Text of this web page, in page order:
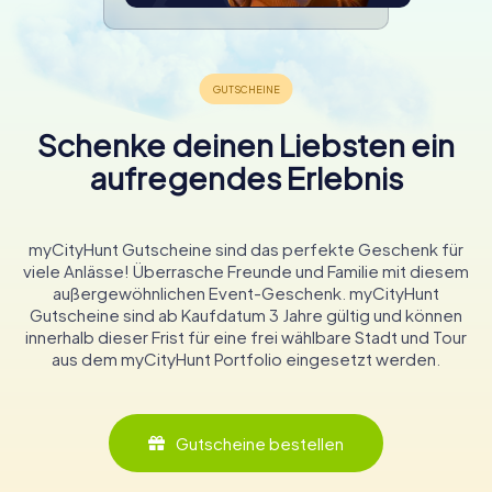
Schenke deinen Liebsten ein
aufregendes Erlebnis
myCityHunt Gutscheine sind das perfekte Geschenk für
viele Anlässe! Überrasche Freunde und Familie mit diesem
außergewöhnlichen Event-Geschenk. myCityHunt
Gutscheine sind ab Kaufdatum 3 Jahre gültig und können
innerhalb dieser Frist für eine frei wählbare Stadt und Tour
aus dem myCityHunt Portfolio eingesetzt werden.
Gutscheine bestellen